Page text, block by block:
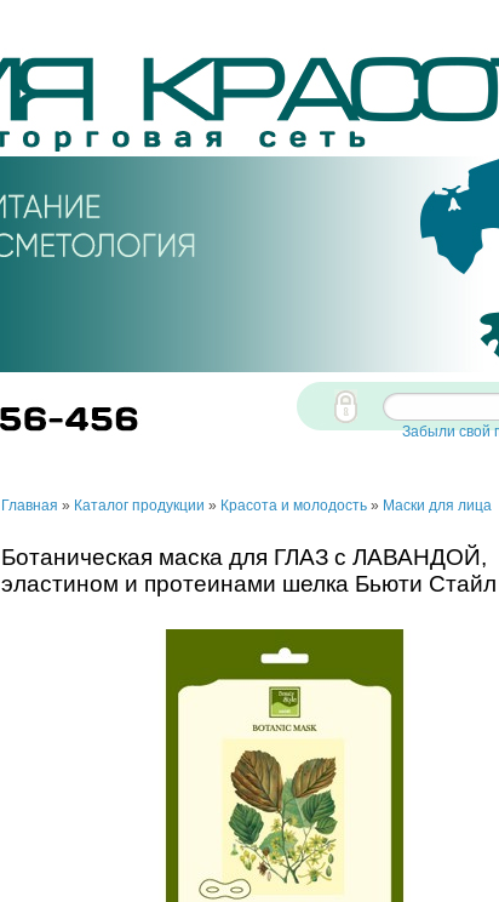
Забыли свой
Главная » Каталог продукции » Красота и молодость » Маски для лица
Ботаническая маска для ГЛАЗ с ЛАВАНДОЙ,
эластином и протеинами шелка Бьюти Стайл